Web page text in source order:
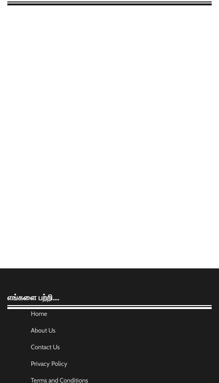
எங்களை பற்றி….
Home
About Us
Contact Us
Privacy Policy
Terms and Conditions